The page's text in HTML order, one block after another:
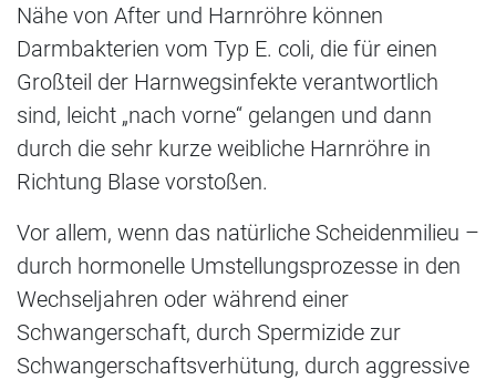
Nähe von After und Harnröhre können
Darmbakterien vom Typ E. coli, die für einen
Großteil der Harnwegsinfekte verantwortlich
sind, leicht „nach vorne“ gelangen und dann
durch die sehr kurze weibliche Harnröhre in
Richtung Blase vorstoßen.
Vor allem, wenn das natürliche Scheidenmilieu –
durch hormonelle Umstellungsprozesse in den
Wechseljahren oder während einer
Schwangerschaft, durch Spermizide zur
Schwangerschaftsverhütung, durch aggressive